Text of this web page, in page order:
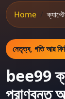
Home
নেতৃত্ব, গতি আর
bee99
প্রাণবন্ত